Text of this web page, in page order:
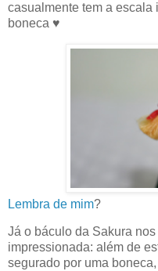
casualmente tem a
boneca ♥
Lembra de mim?
Já o báculo da Sakura
impressionada: além de
segurado por uma